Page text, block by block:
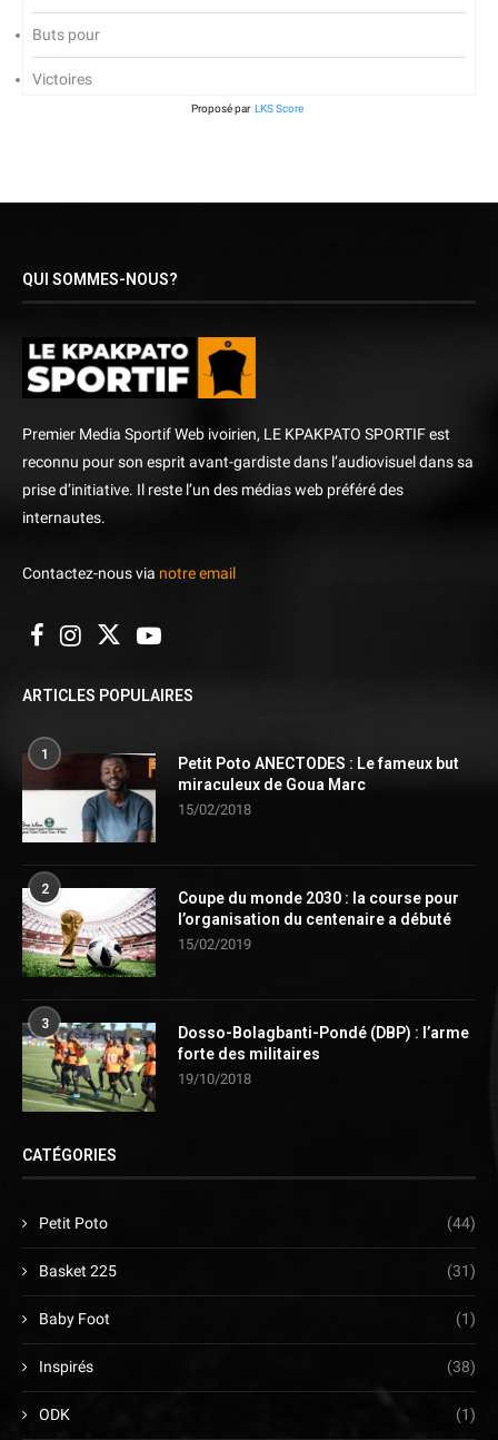
Buts pour
Victoires
Proposé par LKS Score
QUI SOMMES-NOUS?
Premier Media Sportif Web ivoirien, LE KPAKPATO SPORTIF est
reconnu pour son esprit avant-gardiste dans l’audiovisuel dans sa
prise d’initiative. Il reste l’un des médias web préféré des
internautes.
Contactez-nous via notre email
ARTICLES POPULAIRES
1
Petit Poto ANECTODES : Le fameux but
miraculeux de Goua Marc
15/02/2018
2
Coupe du monde 2030 : la course pour
l’organisation du centenaire a débuté
15/02/2019
3
Dosso-Bolagbanti-Pondé (DBP) : l’arme
forte des militaires
19/10/2018
CATÉGORIES
Petit Poto (44)
Basket 225 (31)
Baby Foot (1)
Inspirés (38)
ODK (1)